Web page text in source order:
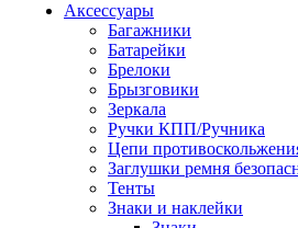
Аксессуары
Багажники
Батарейки
Брелоки
Брызговики
Зеркала
Ручки КПП/Ручника
Цепи
Заглушки ремня
Тенты
Знаки и наклейки